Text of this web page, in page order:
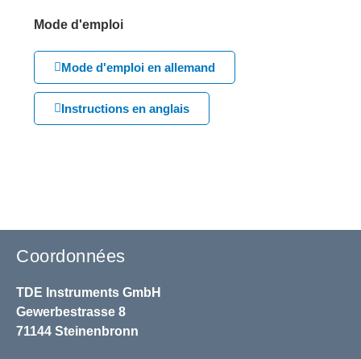
Mode d'emploi
Mode d'emploi en allemand
Instructions en anglais
Coordonnées
TDE Instruments GmbH
Gewerbestrasse 8
71144 Steinenbronn